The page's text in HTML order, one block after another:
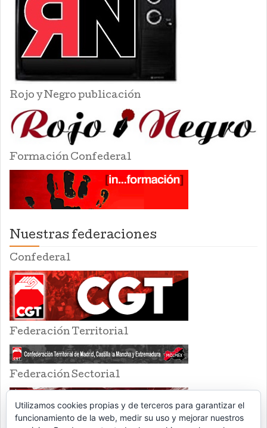
Rojo y Negro publicación
Formación Confederal
Nuestras federaciones
Confederal
Federación Territorial
Federación Sectorial
Utilizamos cookies propias y de terceros para garantizar el
funcionamiento de la web, medir su uso y mejorar nuestros